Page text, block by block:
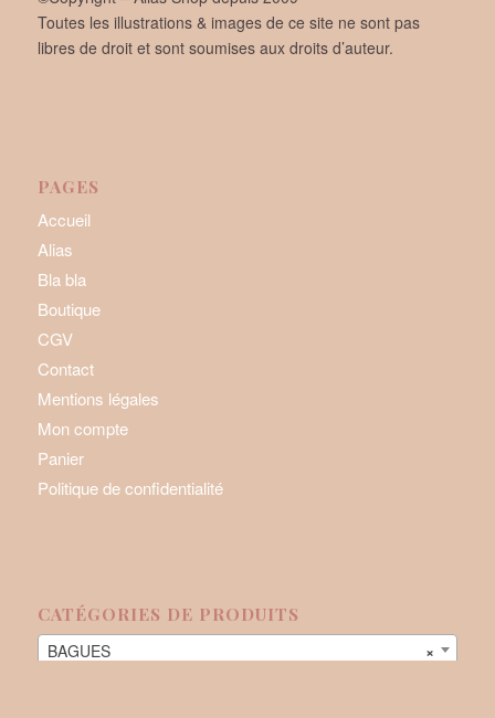
Toutes les illustrations & images de ce site ne sont pas
libres de droit et sont soumises aux droits d’auteur.
PAGES
Accueil
Alias
Bla bla
Boutique
CGV
Contact
Mentions légales
Mon compte
Panier
Politique de confidentialité
CATÉGORIES DE PRODUITS
×
BAGUES